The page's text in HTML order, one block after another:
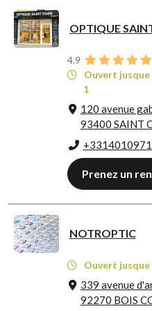
OPTIQUE
4.9
Ouvert jusque
1
120 avenue
93400 SAINT
Prenez un
NOTROPTIC
Ouvert jusque
339 avenue
92270 BOIS